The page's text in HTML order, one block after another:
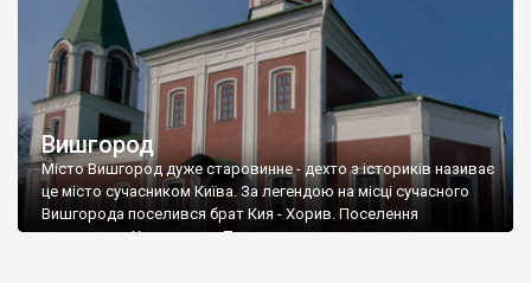
Вишгород
Місто Вишгород дуже старовинне - дехто з істориків називає
це місто сучасником Київа. За легендою на місці сучасного
Вишгорода поселився брат Кия - Хорив. Поселення
називалося Хоривицею. Перша письмова згадка про